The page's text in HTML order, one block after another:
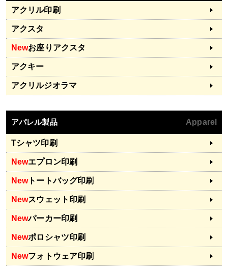
アクリル印刷
アクスタ
Newお座りアクスタ
アクキー
アクリルジオラマ
アパレル製品 Apparel
Tシャツ印刷
Newエプロン印刷
Newトートバッグ印刷
Newスウェット印刷
Newパーカー印刷
Newポロシャツ印刷
Newフォトウェア印刷